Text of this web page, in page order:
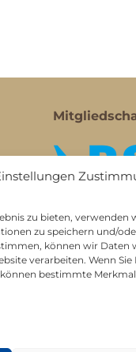
zu bieten, verwenden
zu speichern und/
können wir Daten
verarbeiten. Wenn
bestimmte